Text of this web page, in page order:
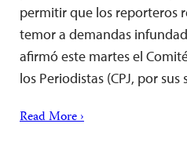
permitir que los reporteros
temor a demandas
afirmó este martes el
los Periodistas (CPJ, por
Read More ›